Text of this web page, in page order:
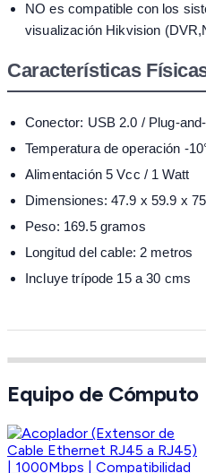
NO es compatible con los
visualización Hikvision
Características
Conector: USB 2.0 / Plug-
Temperatura de operación -
Alimentación 5 Vcc / 1 Watt
Dimensiones: 47.9 x 59.9 x
Peso: 169.5 gramos
Longitud del cable: 2 metros
Incluye trípode 15 a 30 cms
Equipo de Cómputo